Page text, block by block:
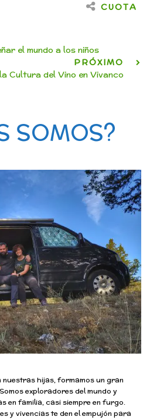
CUOTA
el mundo a los niños
PRÓXIMO
Cultura del Vino en Vivanco
SOMOS?
nuestras hijas, formamos un gran
exploradores del mundo y
en familia, casi siempre en furgo.
y vivencias te den el empujón para